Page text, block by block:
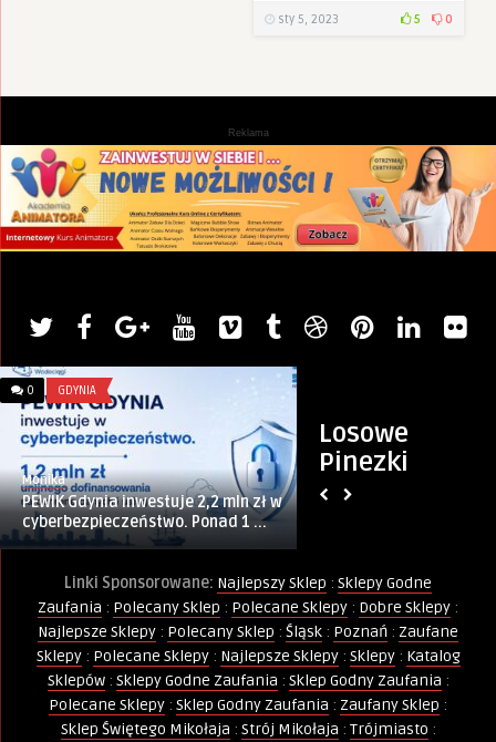
sty 5, 2023 5 0
Reklama
Losowe
Pinezki
0 GDYNIA
Monika
PEWIK Gdynia inwestuje 2,2 mln zł w
cyberbezpieczeństwo. Ponad 1 ...
Linki Sponsorowane: Najlepszy Sklep : Sklepy Godne
Zaufania : Polecany Sklep : Polecane Sklepy : Dobre Sklepy :
Najlepsze Sklepy : Polecany Sklep : Śląsk : Poznań : Zaufane
Sklepy: Polecane Sklepy: Najlepsze Sklepy: Sklepy: Katalog
Sklepów: Sklepy Godne Zaufania : Sklep Godny Zaufania :
Polecane Sklepy : Sklep Godny Zaufania : Zaufany Sklep :
Sklep Świętego Mikołaja : Strój Mikołaja : Trójmiasto :